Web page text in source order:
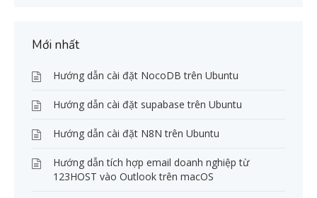
Mới nhất
Hướng dẫn cài đặt NocoDB trên Ubuntu
Hướng dẫn cài đặt supabase trên Ubuntu
Hướng dẫn cài đặt N8N trên Ubuntu
Hướng dẫn tích hợp email doanh nghiệp từ
123HOST vào Outlook trên macOS